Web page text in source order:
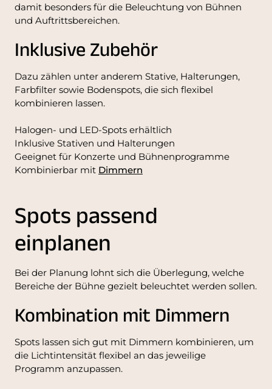
damit besonders für die Beleuchtung von Bühnen
und Auftrittsbereichen.
Inklusive Zubehör
Dazu zählen unter anderem Stative, Halterungen,
Farbfilter sowie Bodenspots, die sich flexibel
kombinieren lassen.
Halogen- und LED-Spots erhältlich
Inklusive Stativen und Halterungen
Geeignet für Konzerte und Bühnenprogramme
Kombinierbar mit Dimmern
Spots passend
einplanen
Bei der Planung lohnt sich die Überlegung, welche
Bereiche der Bühne gezielt beleuchtet werden sollen.
Kombination mit Dimmern
Spots lassen sich gut mit Dimmern kombinieren, um
die Lichtintensität flexibel an das jeweilige
Programm anzupassen.